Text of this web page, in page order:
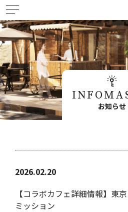
お知らせ
2026.02.20
【コラボカフェ詳細情報】東
ミッション